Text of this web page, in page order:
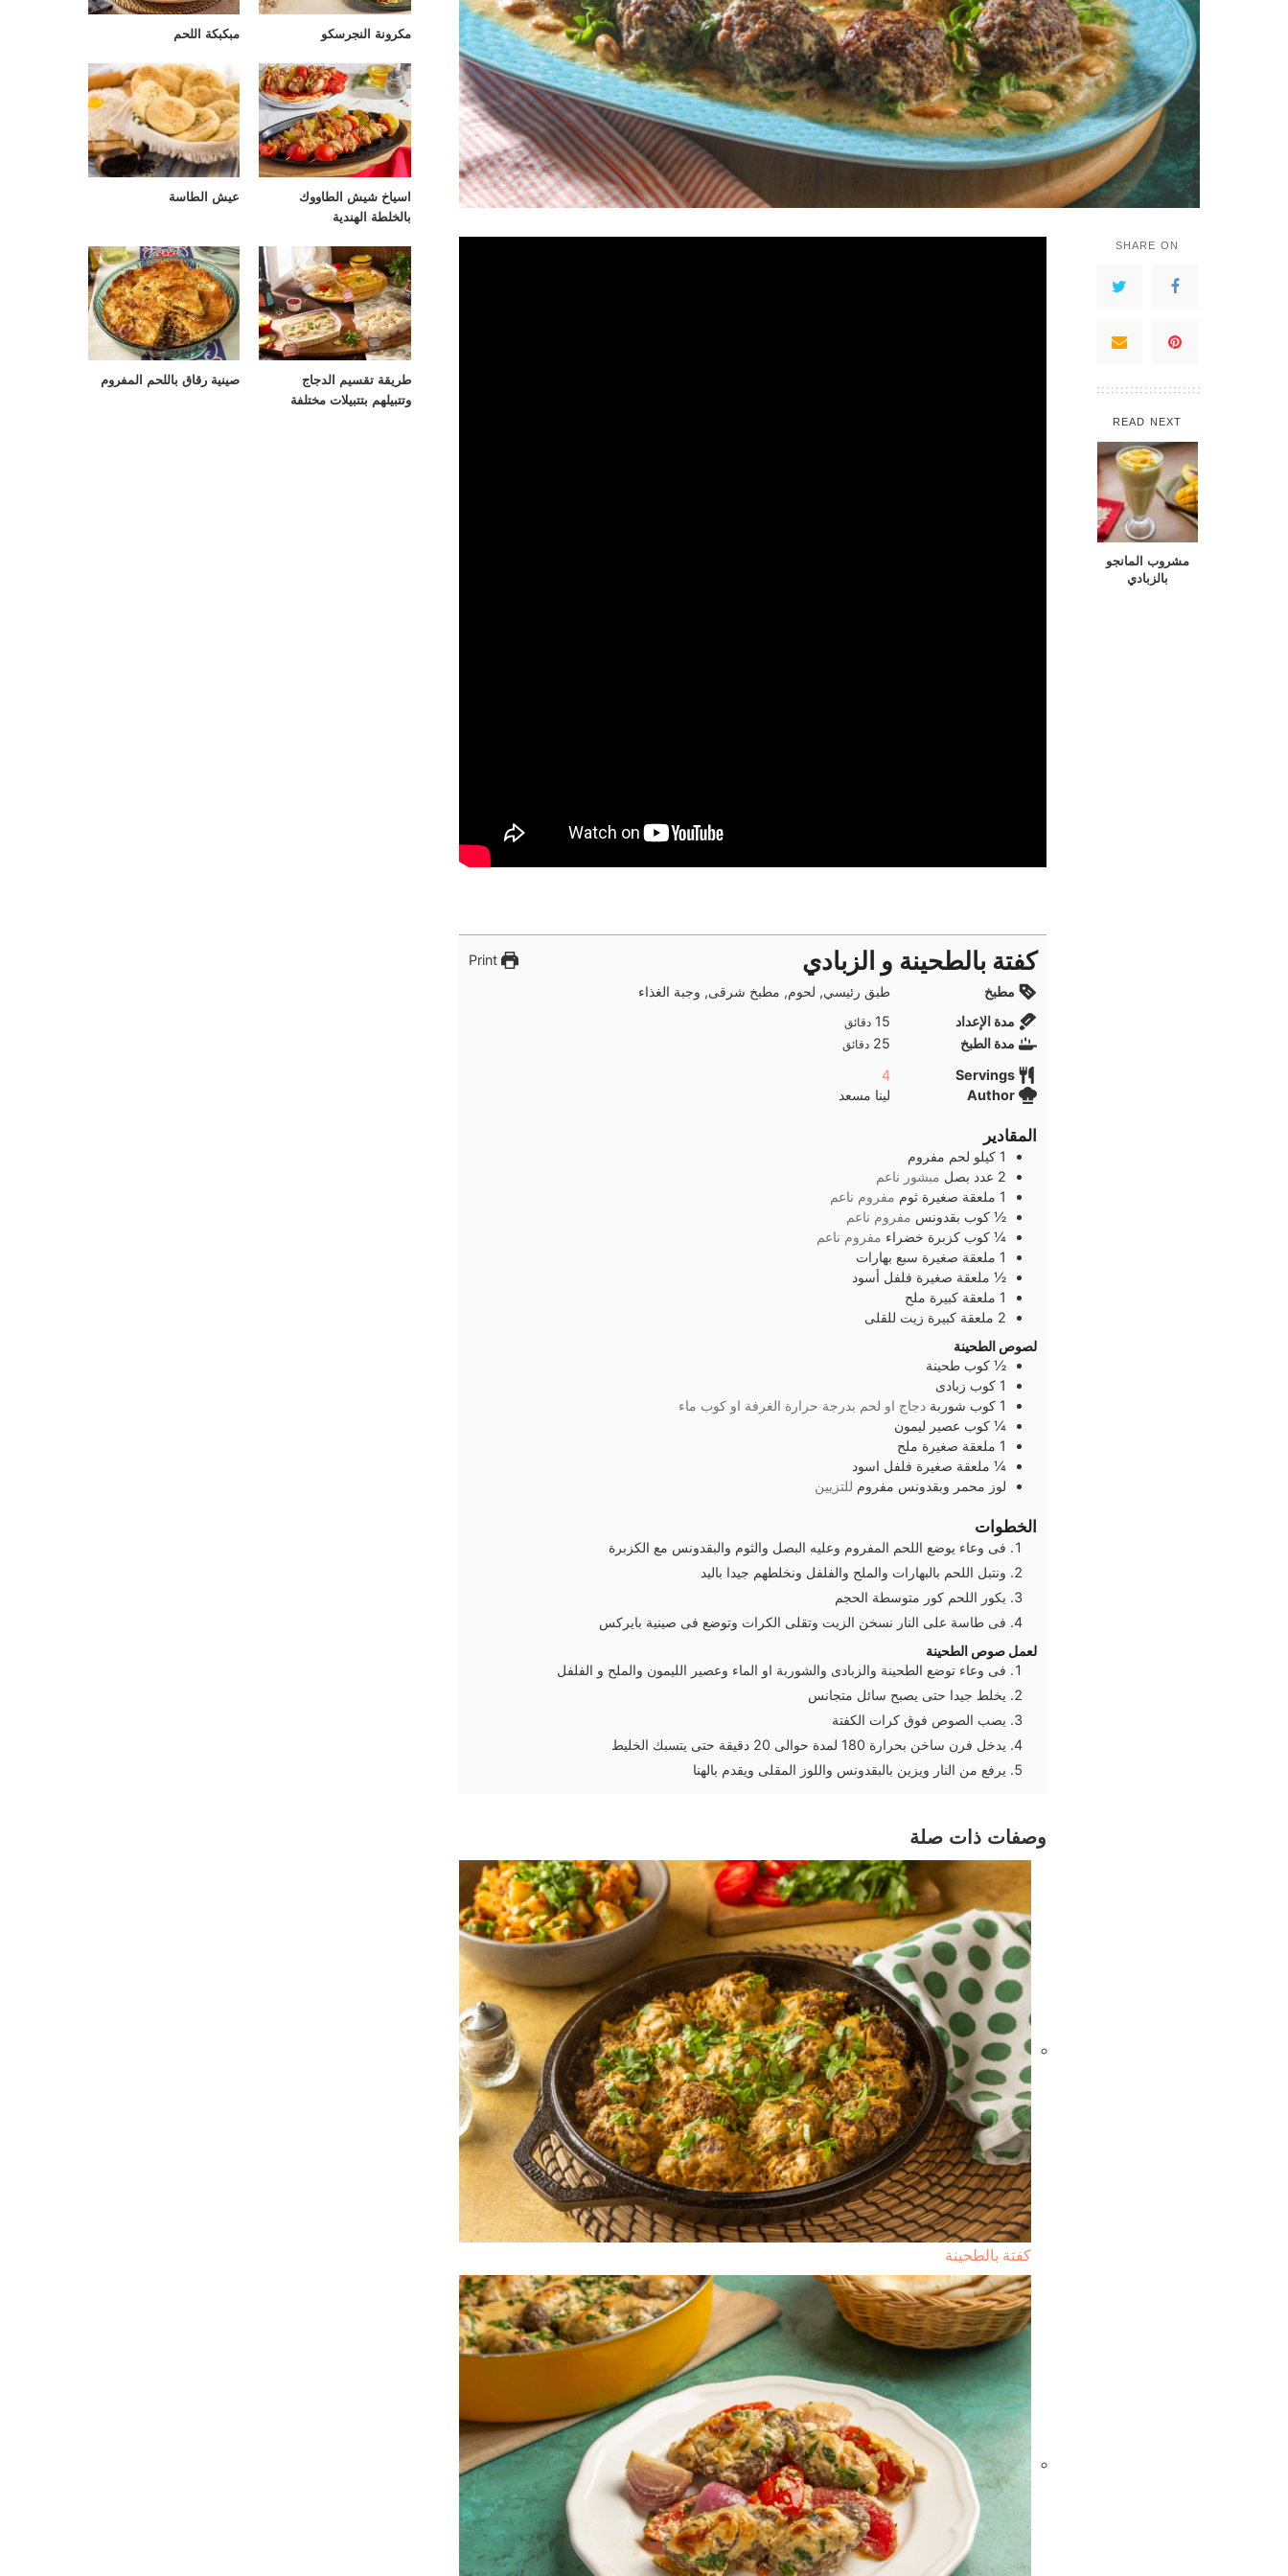
SHARE ON
READ NEXT
مشروب المانجو
بالزبادي
Print كفتة بالطحينة و الزبادي
مطبخ
طبق رئيسي, لحوم, مطبخ شرقى, وجبة الغذاء
مدة الإعداد
15دقائق
دقائق
مدة الطبخ 25دقائق
دقائق
Servings
4
Author
لينا مسعد
المقادير
1 كيلو لحم مفروم
2 عدد بصل مبشور ناعم
1 ملعقة صغيرة ثوم مفروم ناعم
½ كوب بقدونس مفروم ناعم
¼ كوب كزبرة خضراء مفروم ناعم
1 ملعقة صغيرة سبع بهارات
½ ملعقة صغيرة فلفل أسود
1 ملعقة كبيرة ملح
2 ملعقة كبيرة زيت للقلى
لصوص الطحينة
½ كوب طحينة
1 كوب زبادى
1 كوب شوربة دجاج او لحم بدرجة حرارة الغرفة او كوب ماء
¼ كوب عصير ليمون
1 ملعقة صغيرة ملح
¼ ملعقة صغيرة فلفل اسود
لوز محمر وبقدونس مفروم للتزيين
الخطوات
فى وعاء يوضع اللحم المفروم وعليه البصل والثوم والبقدونس مع الكزبرة
ونتبل اللحم بالبهارات والملح والفلفل ونخلطهم جيدا باليد
يكور اللحم كور متوسطة الحجم
فى طاسة على النار نسخن الزيت وتقلى الكرات وتوضع فى صينية بايركس
لعمل صوص الطحينة
فى وعاء توضع الطحينة والزبادى والشوربة او الماء وعصير الليمون والملح و الفلفل
يخلط جيدا حتى يصبح سائل متجانس
يصب الصوص فوق كرات الكفتة
يدخل فرن ساخن بحرارة 180 لمدة حوالى 20 دقيقة حتى يتسبك الخليط
يرفع من النار ويزين بالبقدونس واللوز المقلى ويقدم بالهنا
وصفات ذات صلة
كفتة بالطحينة
مكرونة النجرسكو مبكبكة اللحم
اسياخ شيش الطاووك
بالخلطة الهندية
عيش الطاسة
طريقة تقسيم الدجاج
وتتبيلهم بتتبيلات مختلفة
صينية رقاق باللحم المفروم